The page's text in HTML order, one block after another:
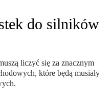
do silników
liczyć się za znacznym
które będą musiały